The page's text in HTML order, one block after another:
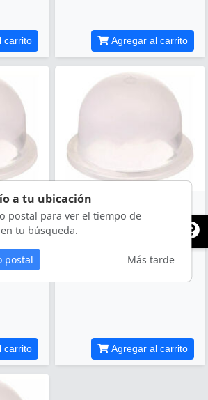
carrito Agregar al carrito
# 4...
carrito
INYECTOR BOMBIN
CARBURADOR WALBRO # 3...
4388013
Agregar al carrito
a tu ubicación
postal para ver el tiempo de
tu búsqueda.
postal Más tarde